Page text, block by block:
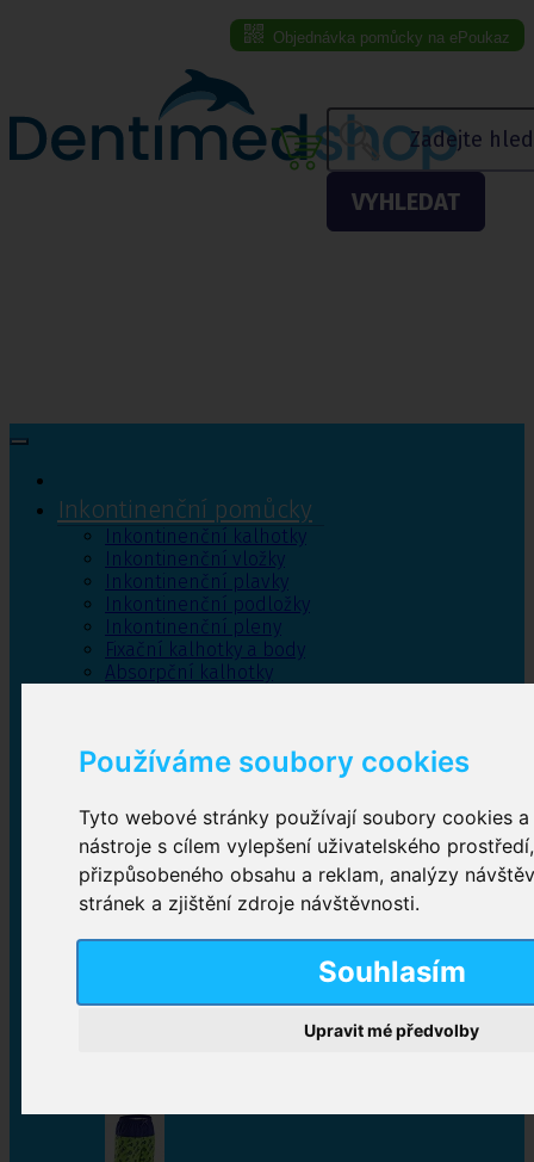
Používáme soubory cookies
Tyto webové stránky používají soubory cookies
nástroje s cílem vylepšení uživatelského
přizpůsobeného obsahu a reklam, analýzy
stránek a zjištění zdroje návštěvnosti.
Souhlasím
Upravit mé předvolby
Objednávka pomůcky na ePoukaz
VYHLEDAT
Inkontinenční pomůcky
Inkontinenční kalhotky
Inkontinenční vložky
Inkontinenční plavky
Inkontinenční podložky
Inkontinenční pleny
Fixační kalhotky a body
Absorpční kalhotky
Inkontinenční kalhotky
Plenkové kalhotky navlékací,Plenkové kalhotky
zalepovací,Inkontinenční kalhotky dámské
Inkontinenční vložky